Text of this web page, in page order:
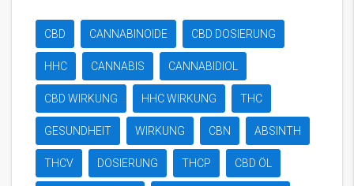
CBD CANNABINOIDE CBD DOSIERUNG
HHC CANNABIS CANNABIDIOL
CBD WIRKUNG HHC WIRKUNG THC
GESUNDHEIT WIRKUNG CBN ABSINTH
THCV DOSIERUNG THCP CBD ÖL